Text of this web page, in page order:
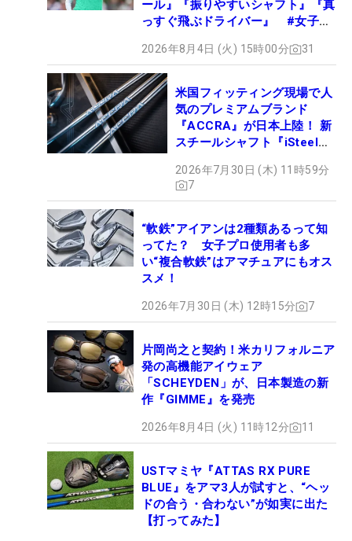
ール』『振りやすいシャフト』『真
っすぐ飛ぶドライバー』 #女子プ
2026年8月4日 (火) 15時00分 31
米国フィッティング現場で人
気のプレミアムブランド
『ACCRA』が日本上陸！ 新
スチールシャフト『iSteel
2026年7月30日 (木) 11時59分
7
“軟鉄”アイアンは2種類あるって知
ってた？ 女子プロ使用者も多
い“複合軟鉄”はアマチュアにもオス
スメ！
2026年7月30日 (木) 12時15分 7
片岡尚之と契約！米カリフォルニア
発の高機能アイウェア
「SCHEYDEN」が、日本製造の新
作『GIMME』を発売
2026年8月4日 (火) 11時12分 11
USTマミヤ『ATTAS RX PURE
BLUE』をアマ3人が試すと、“ヘッ
ドの合う・合わない”が如実に出た
【打ってみた】